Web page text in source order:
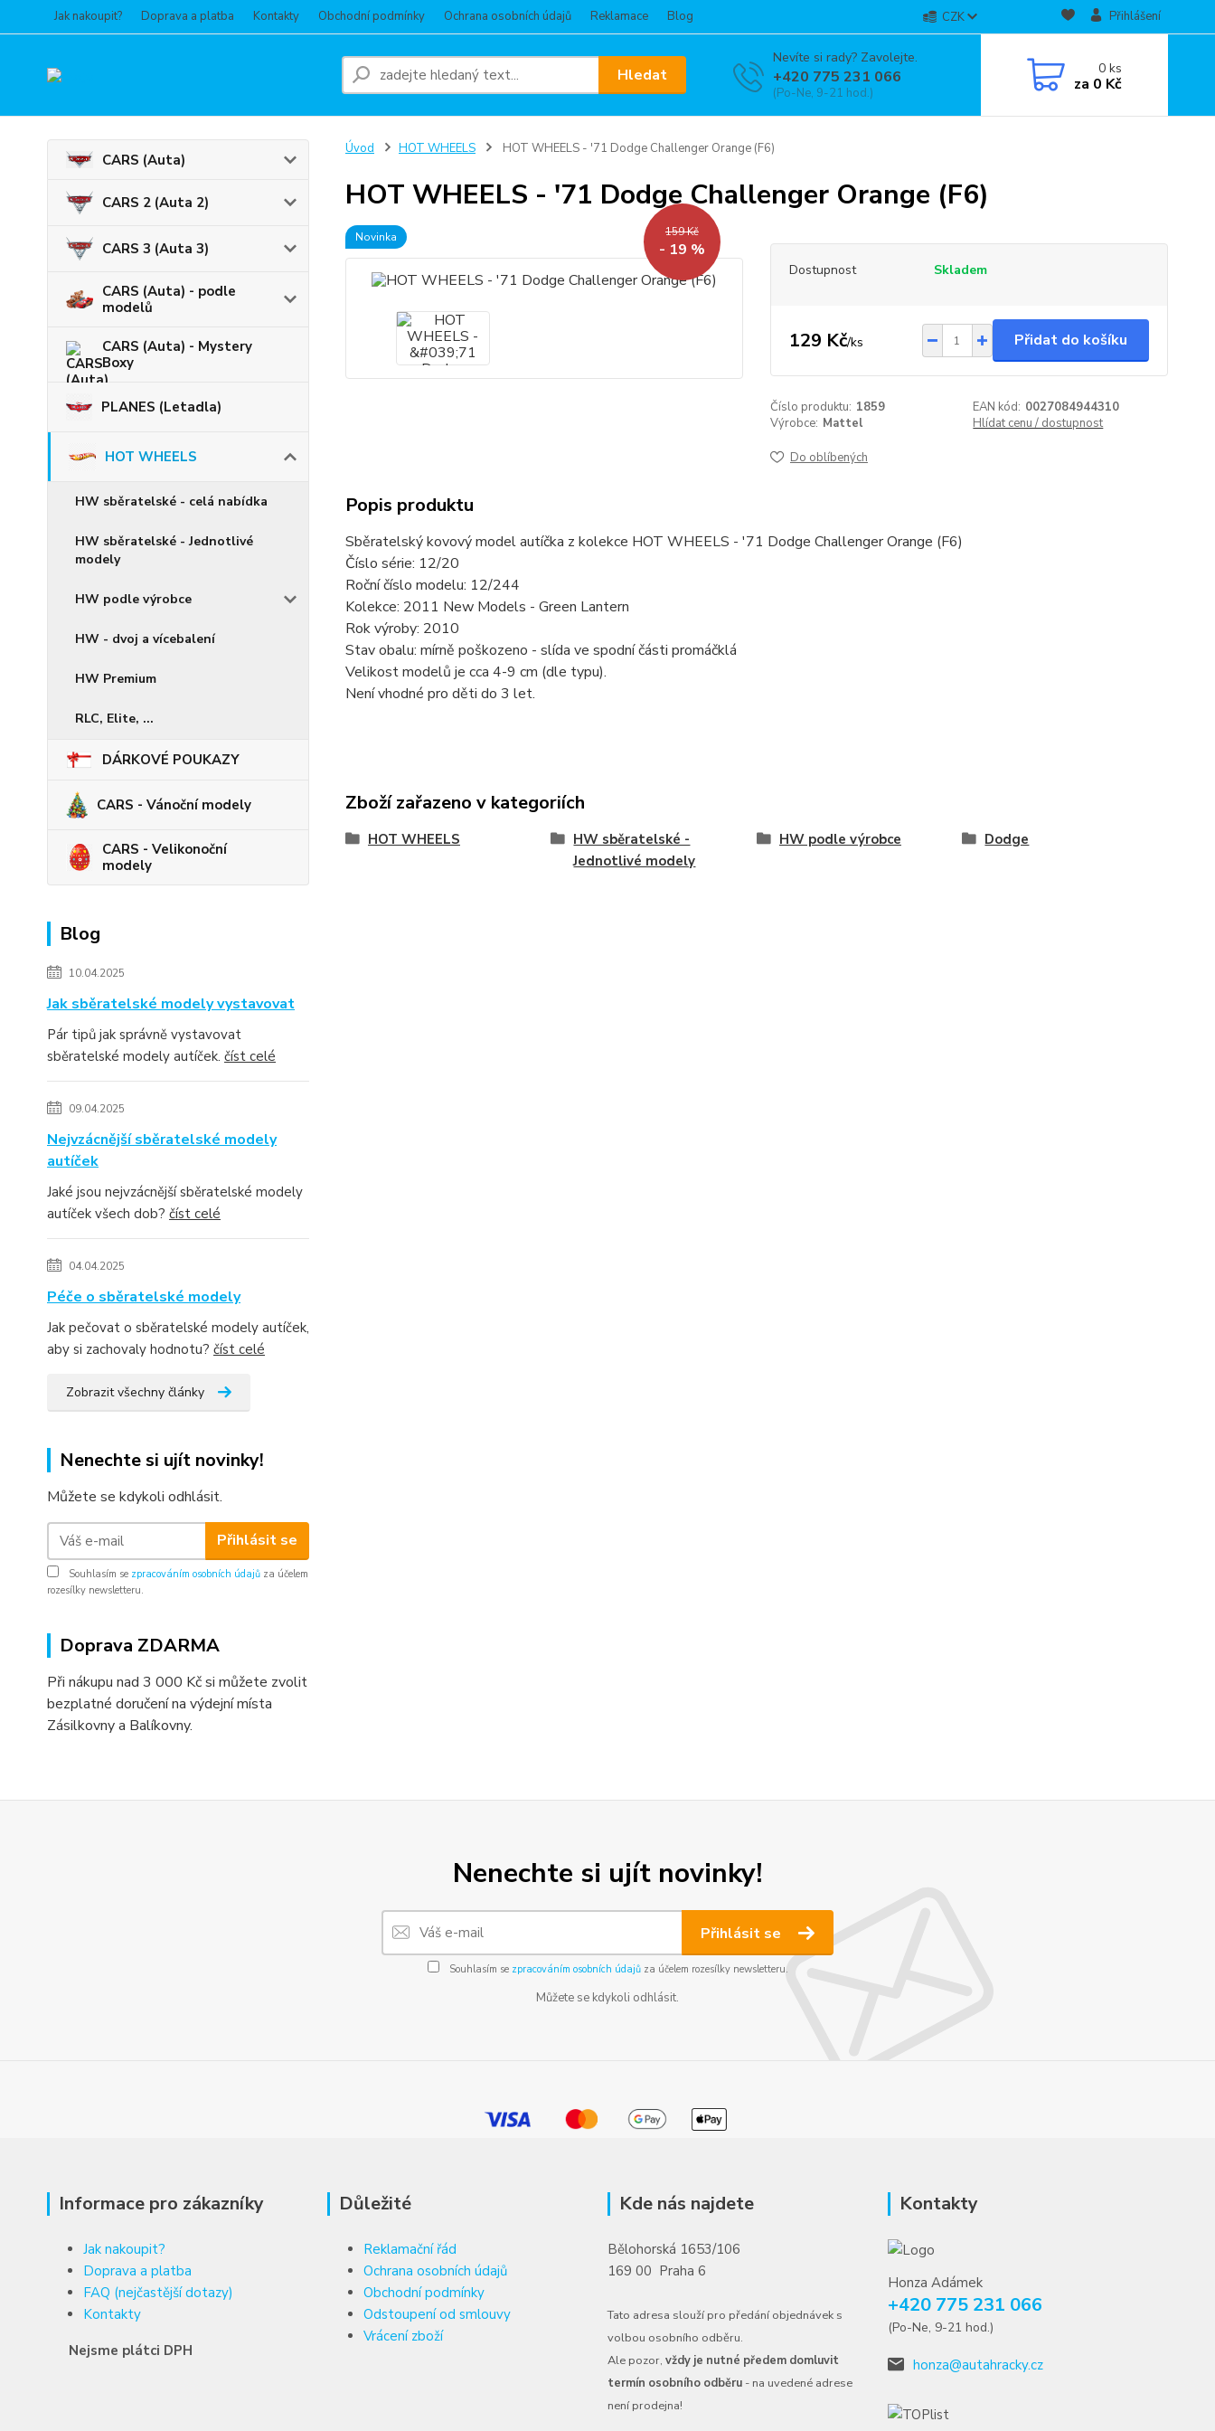
Jak nakoupit? Doprava a platba Kontakty Obchodní podmínky Ochrana osobních údajů Reklamace Blog CZK Přihlášení
Hledat
Nevíte si rady? Zavolejte.
+420 775 231 066
(Po-Ne, 9-21 hod.)
0ks
za 0 Kč
CARS (Auta)
CARS 2 (Auta 2)
CARS 3 (Auta 3)
CARS (Auta) - podle
modelů
CARS (Auta) - Mystery
Boxy
PLANES (Letadla)
HOT WHEELS
HW sběratelské - celá nabídka
HW sběratelské - Jednotlivé
modely
HW podle výrobce
HW - dvoj a vícebalení
HW Premium
RLC, Elite, ...
DÁRKOVÉ POUKAZY
CARS - Vánoční modely
CARS - Velikonoční
modely
Blog
10.04.2025
Jak sběratelské modely vystavovat
Pár tipů jak správně vystavovat
sběratelské modely autíček. číst celé
09.04.2025
Nejvzácnější sběratelské modely
autíček
Jaké jsou nejvzácnější sběratelské modely
autíček všech dob? číst celé
04.04.2025
Péče o sběratelské modely
Jak pečovat o sběratelské modely autíček,
aby si zachovaly hodnotu? číst celé
Zobrazit všechny články
Nenechte si ujít novinky!
Můžete se kdykoli odhlásit.
Přihlásit se
Souhlasím se zpracováním osobních údajů za účelem
rozesílky newsletteru.
Doprava ZDARMA
Při nákupu nad 3 000 Kč si můžete zvolit
bezplatné doručení na výdejní místa
Zásilkovny a Balíkovny.
Úvod HOT WHEELS HOT WHEELS - '71 Dodge Challenger Orange (F6)
HOT WHEELS - '71 Dodge Challenger Orange (F6)
Novinka 159 Kč
- 19 %
Dostupnost Skladem
129 Kč/ks Přidat do košíku
Číslo produktu: 1859 EAN kód: 0027084944310
Výrobce: Mattel Hlídat cenu / dostupnost
Do oblíbených
Popis produktu
Sběratelský kovový model autíčka z kolekce HOT WHEELS - '71 Dodge Challenger Orange (F6)
Číslo série: 12/20
Roční číslo modelu: 12/244
Kolekce: 2011 New Models - Green Lantern
Rok výroby: 2010
Stav obalu: mírně poškozeno - slída ve spodní části promáčklá
Velikost modelů je cca 4-9 cm (dle typu).
Není vhodné pro děti do 3 let.
Zboží zařazeno v kategoriích
HOT WHEELS
HW sběratelské -
Jednotlivé modely
HW podle výrobce Dodge
Nenechte si ujít novinky!
Přihlásit se
Souhlasím se zpracováním osobních údajůza účelem rozesílky newsletteru.
Můžete se kdykoli odhlásit.
Informace pro zákazníky
Jak nakoupit?
Doprava a platba
FAQ (nejčastější dotazy)
Kontakty
Nejsme plátci DPH
Důležité
Reklamační řád
Ochrana osobních údajů
Obchodní podmínky
Odstoupení od smlouvy
Vrácení zboží
Kde nás najdete
Bělohorská 1653/106
169 00 Praha 6
Tato adresa slouží pro předání objednávek s
volbou osobního odběru.
Ale pozor, vždy je nutné předem domluvit
termín osobního odběru - na uvedené adrese
není prodejna!
Kontakty
Honza Adámek
+420 775 231 066
(Po-Ne, 9-21 hod.)
honza@autahracky.cz